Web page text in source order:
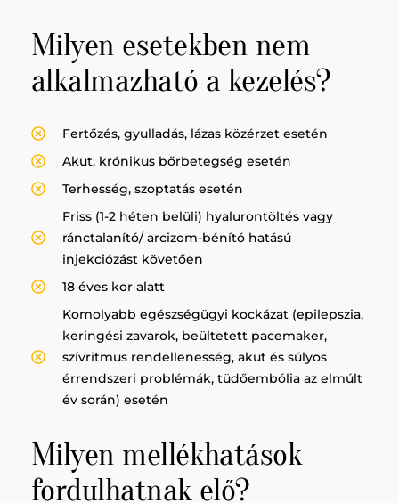
Milyen esetekben nem
alkalmazható a kezelés?
Fertőzés, gyulladás, lázas közérzet esetén
Akut, krónikus bőrbetegség esetén
Terhesség, szoptatás esetén
Friss (1-2 héten belüli) hyalurontöltés vagy
ránctalanító/ arcizom-bénító hatású
injekciózást követően
18 éves kor alatt
Komolyabb egészségügyi kockázat (epilepszia,
keringési zavarok, beültetett pacemaker,
szívritmus rendellenesség, akut és súlyos
érrendszeri problémák, tüdőembólia az elmúlt
év során) esetén
Milyen mellékhatások
fordulhatnak elő?